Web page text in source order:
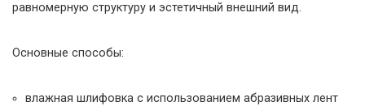
равномерную структуру и эстетичный внешний вид.
Основные способы:
влажная шлифовка с использованием абразивных лент